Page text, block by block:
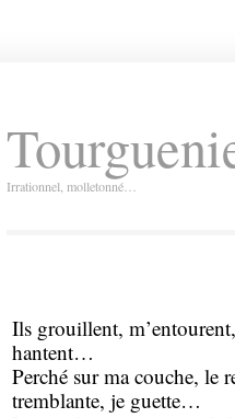
Irrationnel, molletonné…
Ils grouillent,
hantent…
Perché sur ma couche, le
tremblante, je guette…